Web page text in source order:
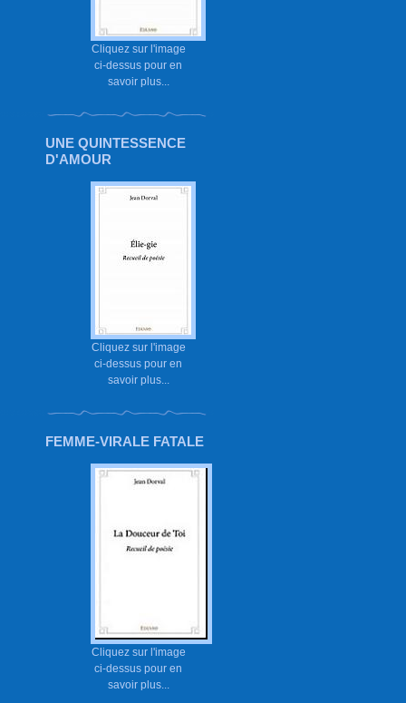
Cliquez sur l'image
ci-dessus pour en
savoir plus...
UNE QUINTESSENCE
D'AMOUR
Cliquez sur l'image
ci-dessus pour en
savoir plus...
FEMME-VIRALE FATALE
Cliquez sur l'image
ci-dessus pour en
savoir plus...